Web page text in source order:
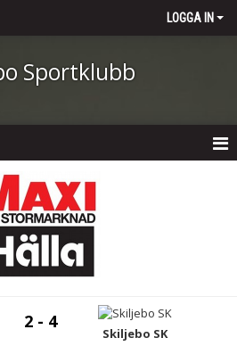
LOGGA IN
Sportklubb
2 - 4
Skiljebo SK